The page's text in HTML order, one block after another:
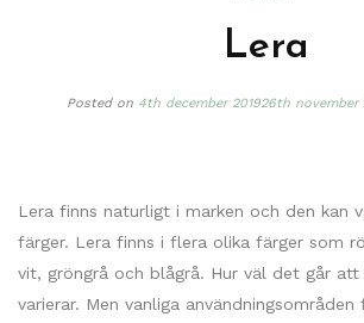
Lera
Posted on 4th december 201926th november
Lera finns naturligt i marken och den kan
färger. Lera finns i flera olika färger som
vit, gröngrå och blågrå. Hur väl det går att
varierar. Men vanliga